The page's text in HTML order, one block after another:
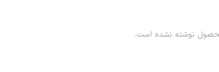
نوشته نشده است.